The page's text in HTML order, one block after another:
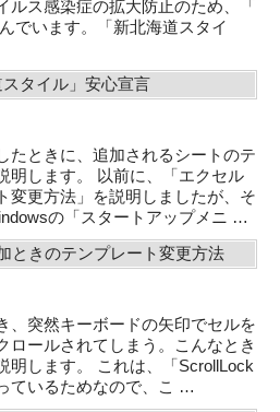
ルス感染症の拡大防止のため、「
でいます。「新北海道スタイ
スタイル」安心宣言
たときに、追加されるシートのテ
明します。 以前に、「エクセル
変更方法」を説明しましたが、そ
の「スタートアップメニ …
ときのテンプレート変更方法
、突然キーボードの矢印でセルを
ロールされてしまう。こんなとき
明します。 これは、「ScrollLock
ているためなので、こ …